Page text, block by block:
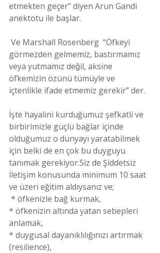
etmekten geçer” diyen Arun Gandi
anektotu ile başlar.
görmezden gelmemiz, bastırmamız
veya yutmamız değil, aksine
öfkemizin özünü tümüyle ve
içtenlikle ifade etmemiz gerekir” der.
İşte hayalini kurduğumuz şefkatli ve
birbirimizle güçlü bağlar içinde
olduğumuz o dünyayı yaratabilmek
için belki de en çok bu duyguyu
tanımak gerekiyor.Siz de Şiddetsiz
İletişim konusunda minimum 10 saat
ve üzeri eğitim aldıysanız ve;
* öfkenizle bağ kurmak,
* öfkenizin altında yatan sebepleri
anlamak,
* duygusal dayanıklılığınızı artırmak
(resilience),